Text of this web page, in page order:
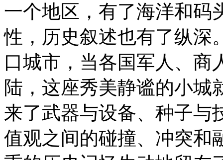
一个地区，有了海洋和码
性，历史叙述也有了纵深
口城市，当各国军人、商
陆，这座秀美静谧的小城
来了武器与设备、种子与
值观之间的碰撞、冲突和